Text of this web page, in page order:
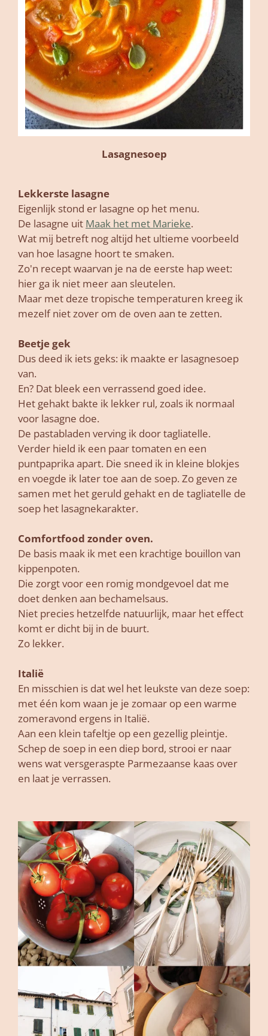
Lasagnesoep
Lekkerste lasagne
Eigenlijk stond er lasagne op het menu.
De lasagne uit Maak het met Marieke.
Wat mij betreft nog altijd het ultieme voorbeeld
van hoe lasagne hoort te smaken.
Zo'n recept waarvan je na de eerste hap weet:
hier ga ik niet meer aan sleutelen.
Maar met deze tropische temperaturen kreeg ik
mezelf niet zover om de oven aan te zetten.
Beetje gek
Dus deed ik iets geks: ik maakte er lasagnesoep
van.
En? Dat bleek een verrassend goed idee.
Het gehakt bakte ik lekker rul, zoals ik normaal
voor lasagne doe.
De pastabladen verving ik door tagliatelle.
Verder hield ik een paar tomaten en een
puntpaprika apart. Die sneed ik in kleine blokjes
en voegde ik later toe aan de soep. Zo geven ze
samen met het geruld gehakt en de tagliatelle de
soep het lasagnekarakter.
Comfortfood zonder oven.
De basis maak ik met een krachtige bouillon van
kippenpoten.
Die zorgt voor een romig mondgevoel dat me
doet denken aan bechamelsaus.
Niet precies hetzelfde natuurlijk, maar het effect
komt er dicht bij in de buurt.
Zo lekker.
Italië
En misschien is dat wel het leukste van deze soep:
met één kom waan je je zomaar op een warme
zomeravond ergens in Italië.
Aan een klein tafeltje op een gezellig pleintje.
Schep de soep in een diep bord, strooi er naar
wens wat versgeraspte Parmezaanse kaas over
en laat je verrassen.